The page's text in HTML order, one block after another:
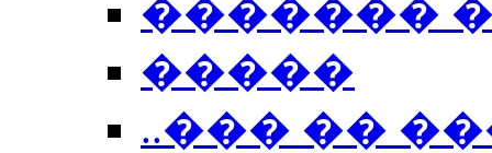
�������
�����
..��� ��